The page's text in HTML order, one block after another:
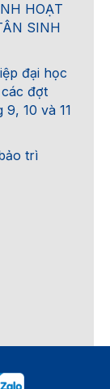
HOẠT
SINH
đại học
đợt
10 và 11
trì